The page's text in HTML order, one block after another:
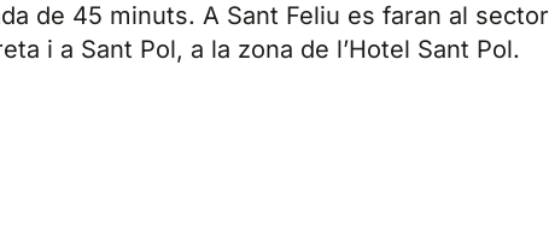
de 45 minuts. A Sant Feliu es faran al sector
i a Sant Pol, a la zona de l’Hotel Sant Pol.